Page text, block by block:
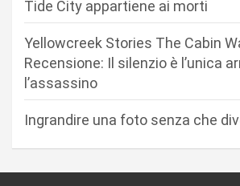
Tide City appartiene ai morti
Yellowcreek Stories The Cabin
Recensione: Il silenzio è l’unica
l’assassino
Ingrandire una foto senza che